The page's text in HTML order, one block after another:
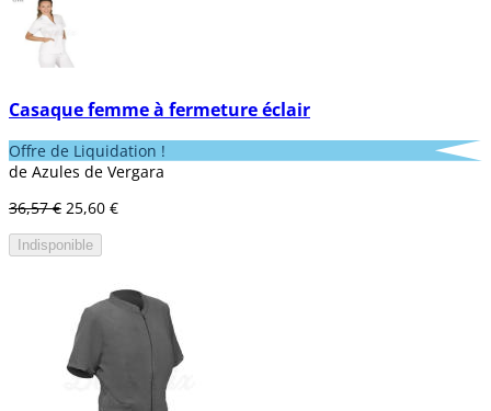
Casaque femme à fermeture éclair
Offre de Liquidation !
de Azules de Vergara
36,57 € 25,60 €
Indisponible